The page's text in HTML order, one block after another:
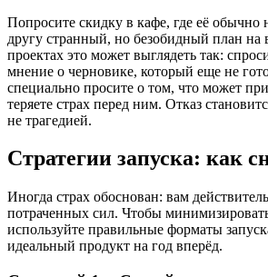
Попросите скидку в кафе, где её
другу странный, но безобидный план на
проектах это может выглядеть так:
мнение о черновике, который еще не
специально просите о том, что может
теряете страх перед ним. Отказ
не трагедией.
Стратегии запуска: как
Иногда страх обоснован: вам
потраченных сил. Чтобы
используйте правильные форматы
идеальный продукт на год вперёд.